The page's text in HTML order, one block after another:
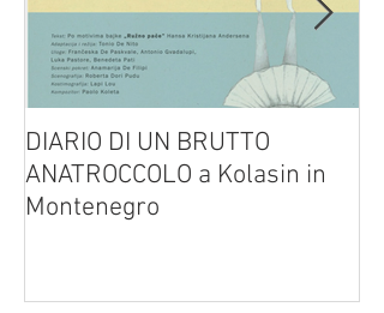
DIARIO DI UN BRUTTO
ANATROCCOLO a Kolasin in
Montenegro